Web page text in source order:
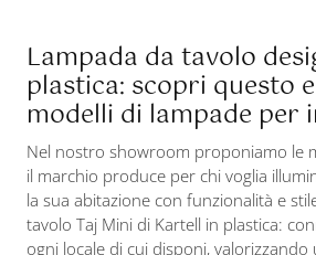
Lampada da tavolo
plastica: scopri questo
modelli di lampade per
Nel nostro showroom proponiamo le
il marchio produce per chi voglia
la sua abitazione con funzionalità e
tavolo Taj Mini di Kartell in plastica:
ogni locale di cui disponi,